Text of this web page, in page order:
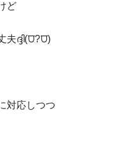
ど
夫ദ്ദി(⩌?⩌)
対応しつつ